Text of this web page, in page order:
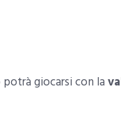
giocarsi con la